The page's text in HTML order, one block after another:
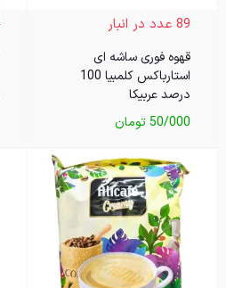
89 عدد در انبار
قهوه فوری ساشه ای
استارباکس کلمبیا 100
درصد عربیکا
50/000تومان